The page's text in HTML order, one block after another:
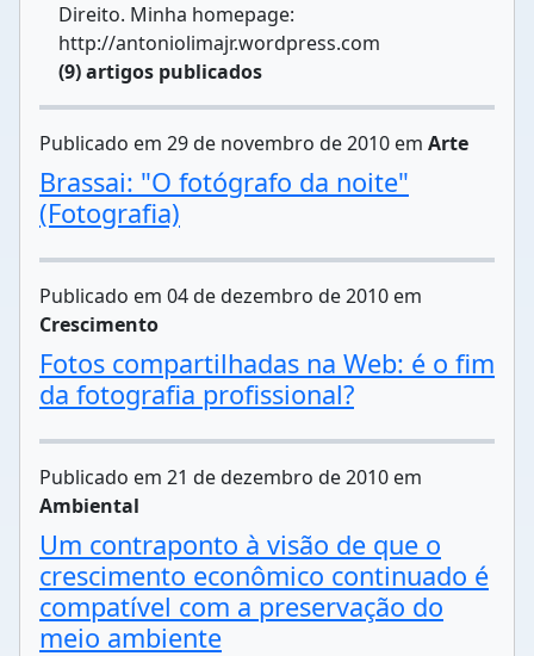
Direito. Minha homepage:
http://antoniolimajr.wordpress.com
(9) artigos publicados
Publicado em 29 de novembro de 2010 em Arte
Brassai: "O fotógrafo da noite"
(Fotografia)
Publicado em 04 de dezembro de 2010 em
Crescimento
Fotos compartilhadas na Web: é o fim
da fotografia profissional?
Publicado em 21 de dezembro de 2010 em
Ambiental
Um contraponto à visão de que o
crescimento econômico continuado é
compatível com a preservação do
meio ambiente